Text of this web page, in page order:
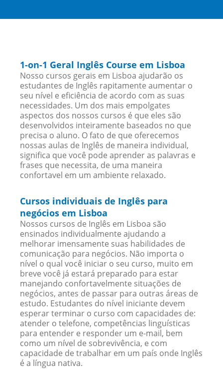
1-on-1 Geral Inglês Course em Lisboa
Nosso cursos gerais em Lisboa ajudarão os
estudantes de Inglês rapitamente aumentar o
seu nível e eficiência de acordo com as suas
necessidades. Um dos mais empolgates
aspectos dos nossos cursos é que eles são
desenvolvidos inteiramente baseados no que
precisa o aluno. O fato de que oferecemos
nossas aulas de Inglês de maneira individual,
significa que você pode aprender as palavras e
frases que necessita, de uma maneira
confortavel em um ambiente relaxado.
Cursos individuais de Inglês para
negócios em Lisboa
Nossos cursos de Inglês em Lisboa são
ensinados individualmente ajudando a
melhorar imensamente suas habilidades de
comunicação para negócios. Não importa o
nível o qual você iniciar o seu curso, muito em
breve você já estará preparado para estar
manejando confortavelmente situações de
negócios, antes de passar para outras áreas de
estudo. Estudantes do nível iniciante devem
esperar terminar o curso com capacidades de:
atender o telefone, competências linguísticas
para entender e responder um e-mail, bem
como um nível de sobrevivência, e com
capacidade de trabalhar em um país onde Inglês
é a língua nativa.